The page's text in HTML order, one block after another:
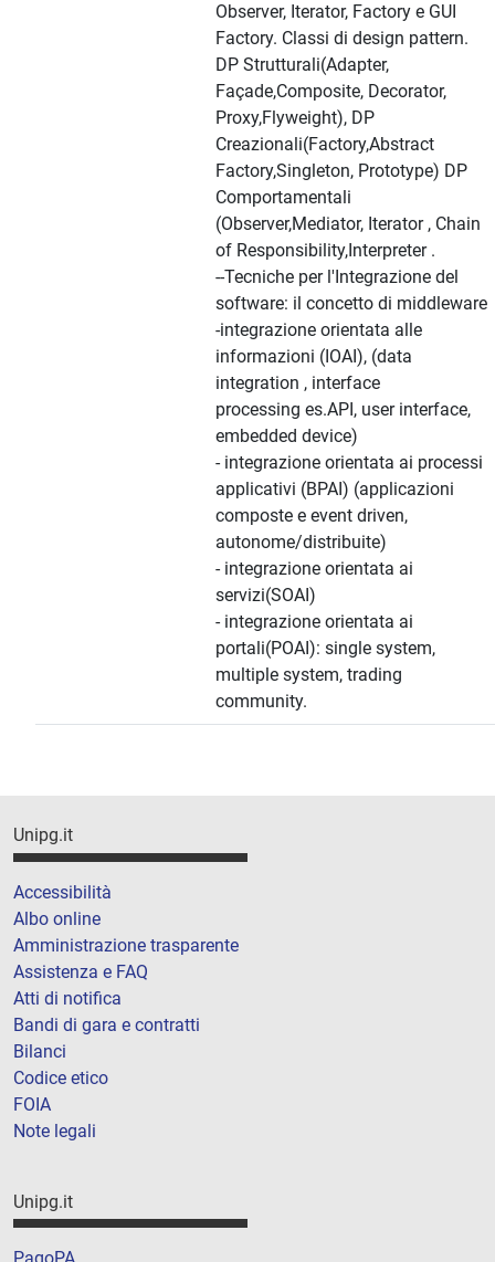
Observer, Iterator, Factory e GUI
Factory. Classi di design pattern.
DP Strutturali(Adapter,
Façade,Composite, Decorator,
Proxy,Flyweight), DP
Creazionali(Factory,Abstract
Factory,Singleton, Prototype) DP
Comportamentali
(Observer,Mediator, Iterator , Chain
of Responsibility,Interpreter .
--Tecniche per l'Integrazione del
software: il concetto di middleware
-integrazione orientata alle
informazioni (IOAI), (data
integration , interface
processing es.API, user interface,
embedded device)
- integrazione orientata ai processi
applicativi (BPAI) (applicazioni
composte e event driven,
autonome/distribuite)
- integrazione orientata ai
servizi(SOAI)
- integrazione orientata ai
portali(POAI): single system,
multiple system, trading
community.
Unipg.it
Accessibilità
Albo online
Amministrazione trasparente
Assistenza e FAQ
Atti di notifica
Bandi di gara e contratti
Bilanci
Codice etico
FOIA
Note legali
Unipg.it